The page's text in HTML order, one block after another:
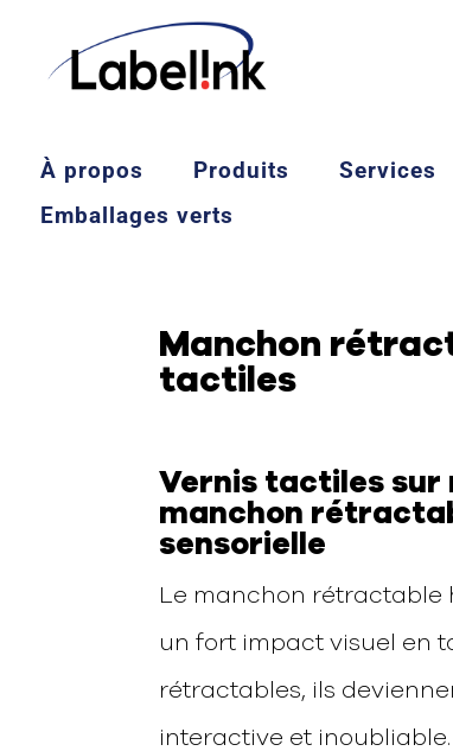
À propos Produits Services
Emballages verts
Manchon
tactiles
Vernis tactiles sur
manchon
sensorielle
Le manchon rétractable
un fort impact visuel en
rétractables, ils
interactive et